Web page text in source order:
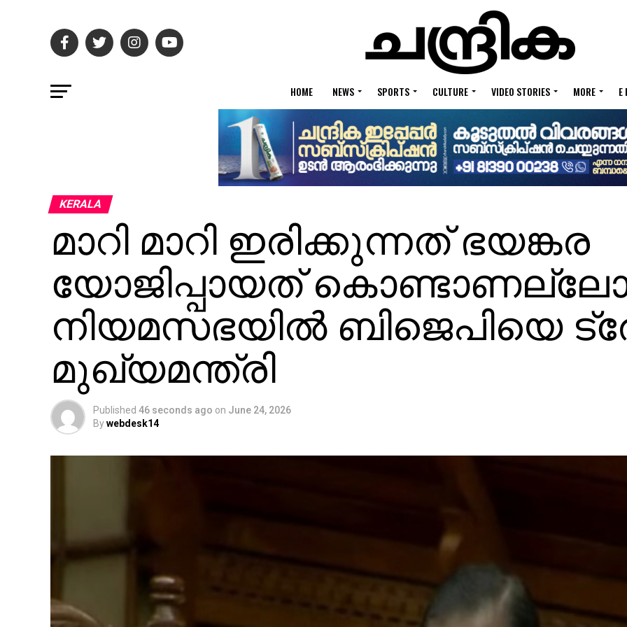
HOME NEWS SPORTS CULTURE VIDEO STORIES MORE E
KERALA
മാറി മാറി ഇരിക്കുന്നത് ഭയങ്കര
യോജിപ്പായത്
നിയമസഭയില്‍ ബിജെപിയെ
മുഖ്യമന്ത്രി
Published 46 seconds ago on June 24, 2026
Bywebdesk14